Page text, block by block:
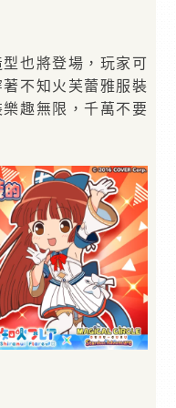
也將登場，玩家可
不知火芙蕾雅服裝
趣無限，千萬不要